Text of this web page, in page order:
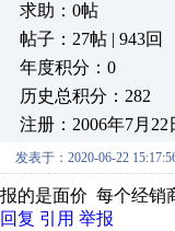
求助：0帖
帖子：27帖 | 943回
年度积分：0
历史总积分：282
注册：2006年7月22
发表于：2020-06-22
报的是面价 每个经销
回复 引用 举报